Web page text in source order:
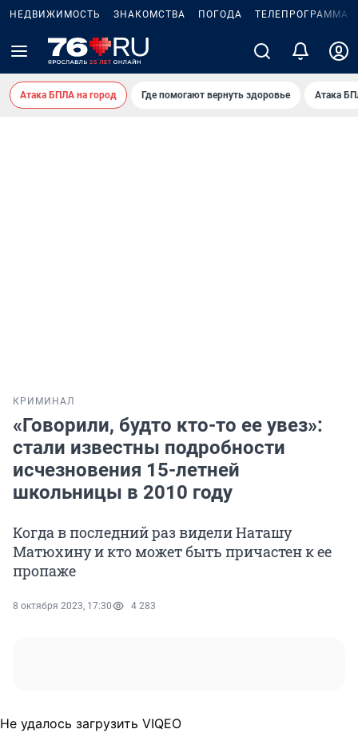
НЕДВИЖИМОСТЬ ЗНАКОМСТВА ПОГОДА ТЕЛЕПРОГРАММА
Атака БПЛА на город Где помогают вернуть здоровье Атака
КРИМИНАЛ
«Говорили, будто кто-то ее увез»:
стали известны подробности
исчезновения 15-летней
школьницы в 2010 году
Когда в последний раз видели Наташу
Матюхину и кто может быть причастен к ее
пропаже
8 октября 2023, 17:30 4 283
Не удалось загрузить VIQEO